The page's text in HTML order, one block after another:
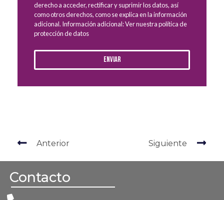
derecho a acceder, rectificar y suprimir los datos, así
como otros derechos, como se explica en la información
adicional. Información adicional: Ver nuestra política de
protección de datos
Enviar
Anterior Siguiente
Contacto